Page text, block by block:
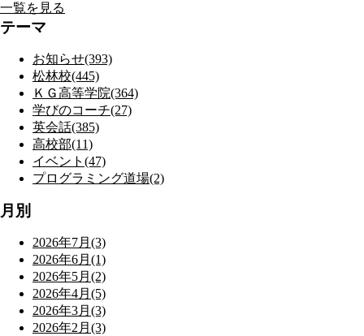
一覧を見る
テーマ
お知らせ(393)
松林校(445)
ＫＧ高等学院(364)
学びのコーチ(27)
英会話(385)
高校部(11)
イベント(47)
プログラミング道場(2)
月別
2026年7月(3)
2026年6月(1)
2026年5月(2)
2026年4月(5)
2026年3月(3)
2026年2月(3)